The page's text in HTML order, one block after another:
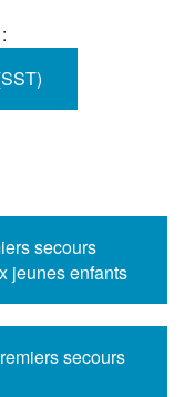
secours
jeunes enfants
secours